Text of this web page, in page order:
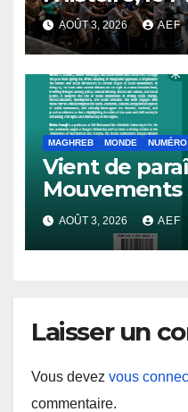
l’Avenir
AOÛT 3, 2026 AEF
MAGHREB MONDE
Vient de
Mouvements
du Nord,
AOÛT 3, 2026 AEF
Laisser un
Vous devez vous
commentaire.